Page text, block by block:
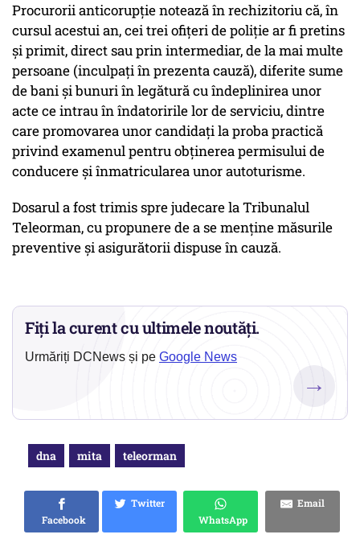
Procurorii anticorupţie notează în rechizitoriu că, în
cursul acestui an, cei trei ofiţeri de poliţie ar fi pretins
şi primit, direct sau prin intermediar, de la mai multe
persoane (inculpaţi în prezenta cauză), diferite sume
de bani şi bunuri în legătură cu îndeplinirea unor
acte ce intrau în îndatoririle lor de serviciu, dintre
care promovarea unor candidaţi la proba practică
privind examenul pentru obţinerea permisului de
conducere şi înmatricularea unor autoturisme.
Dosarul a fost trimis spre judecare la Tribunalul
Teleorman, cu propunere de a se menţine măsurile
preventive şi asigurătorii dispuse în cauză.
Fiți la curent cu ultimele noutăți.
Urmăriți DCNews și pe Google News
→
dna mita teleorman
Facebook
Twitter
WhatsApp
Email